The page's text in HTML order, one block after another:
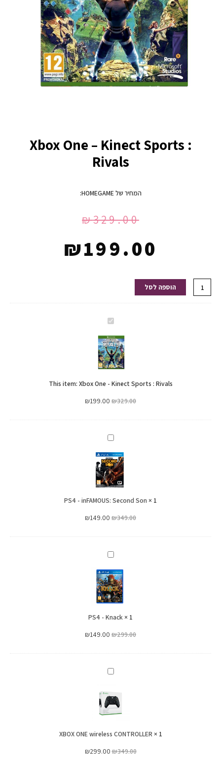
Xbox One – Kinect Sports :
Rivals
המחיר של HOMEGAME:
₪329.00
₪199.00
כמות
של
הוספה לסל
Xbox
One
-
Kinect
Sports
:
This item: Xbox One - Kinect Sports : Rivals
₪329.00
₪199.00
PS4
-
inFAMOUS:
Second
Son
1
×
PS4 - inFAMOUS: Second Son
₪349.00
₪149.00
PS4
-
Knack
1
×
PS4 - Knack
₪299.00
₪149.00
XBOX
wireless
CONTROLLER
1
×
XBOX ONE wireless CONTROLLER
₪349.00
₪299.00